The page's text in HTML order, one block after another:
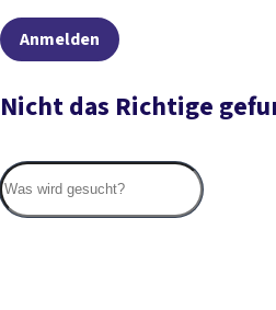
Anmelden
Nicht das Richtige